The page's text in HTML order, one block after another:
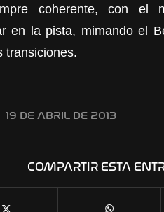
coherente, con el
en la pista, mimando el
transiciones.
19 DE ABRIL DE 2013
COMPARTIR ESTA